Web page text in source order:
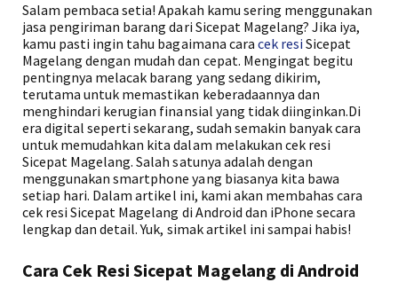
Salam pembaca setia! Apakah kamu sering menggunakan
jasa pengiriman barang dari Sicepat Magelang? Jika iya,
kamu pasti ingin tahu bagaimana cara cek resi Sicepat
Magelang dengan mudah dan cepat. Mengingat begitu
pentingnya melacak barang yang sedang dikirim,
terutama untuk memastikan keberadaannya dan
menghindari kerugian finansial yang tidak diinginkan.Di
era digital seperti sekarang, sudah semakin banyak cara
untuk memudahkan kita dalam melakukan cek resi
Sicepat Magelang. Salah satunya adalah dengan
menggunakan smartphone yang biasanya kita bawa
setiap hari. Dalam artikel ini, kami akan membahas cara
cek resi Sicepat Magelang di Android dan iPhone secara
lengkap dan detail. Yuk, simak artikel ini sampai habis!
Cara Cek Resi Sicepat Magelang di Android